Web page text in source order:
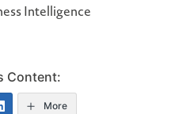
Intelligence
Content:
More